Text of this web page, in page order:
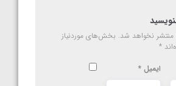
منتشر نخواهد شد. بخش‌های موردنیاز
*
ایمیل *